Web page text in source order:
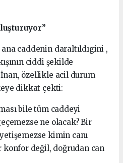
caddenin daraltıldıgini ,
ciddi şekilde
özellikle acil durum
dikkat çekti:
bile tüm caddeyi
ne olacak? Bir
kimin canı
konfor değil, doğrudan can